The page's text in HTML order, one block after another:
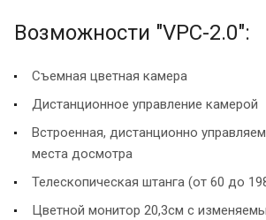
Возможности "VPC-2.0":
Съемная цветная камера
Дистанционное управление камерой
Встроенная, дистанционно
места досмотра
Телескопическая штанга (от 60 до
Цветной монитор 20,3см с